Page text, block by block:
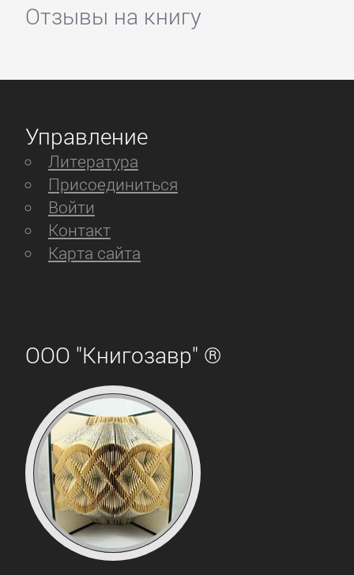
Отзывы на книгу
Управление
Литература
Присоединиться
Войти
Контакт
Карта сайта
ООО "Книгозавр" ®